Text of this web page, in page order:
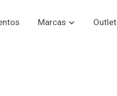
Marcas Outlet